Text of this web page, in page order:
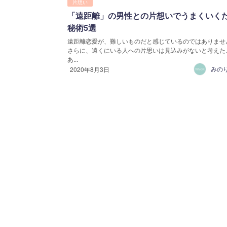
片想い
「遠距離」の男性との片想いでうまくいく
秘術5選
遠距離恋愛が、難しいものだと感じているのではありませ
さらに、遠くにいる人への片思いは見込みがないと考えた
あ...
2020年8月3日
みの